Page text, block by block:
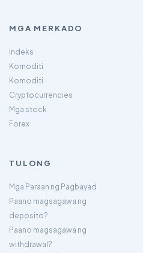
MGA MERKADO
Indeks
Komoditi
Komoditi
Cryptocurrencies
Mga stock
Forex
TULONG
Mga Paraan ng Pagbayad
Paano magsagawa ng
deposito?
Paano magsagawa ng
withdrawal?